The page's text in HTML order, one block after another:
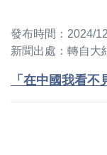
發布時間：2024/
新聞出處：轉自大
「在中國我看